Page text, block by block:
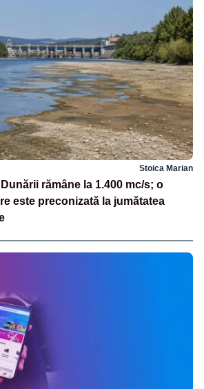
Stoica Marian
rămâne la 1.400 mc/s; o
este preconizată la jumătatea